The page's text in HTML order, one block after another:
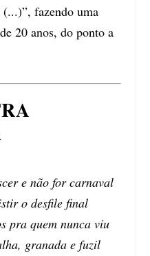
(...)”, fazendo uma
20 anos, do ponto a
e não for carnaval
o desfile final
pra quem nunca viu
granada e fuzil